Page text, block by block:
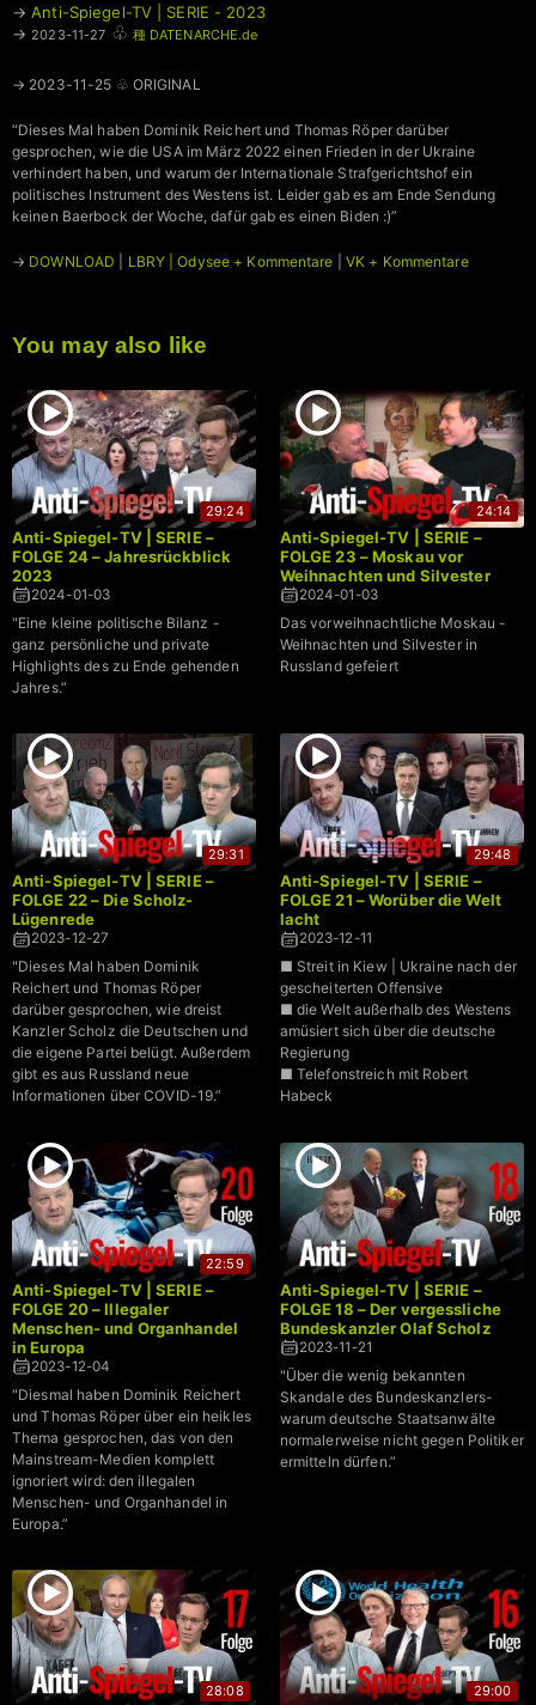
→Anti-Spiegel-TV | SERIE - 2023
→ 2023-11-27 ♧ 種 DATENARCHE.de
→ 2023-11-25 ♧ ORIGINAL
“Dieses Mal haben Dominik Reichert und Thomas Röper darüber
gesprochen, wie die USA im März 2022 einen Frieden in der Ukraine
verhindert haben, und warum der Internationale Strafgerichtshof ein
politisches Instrument des Westens ist. Leider gab es am Ende Sendung
keinen Baerbock der Woche, dafür gab es einen Biden :)”
→ DOWNLOAD LBRY | Odysee + Kommentare VK + Kommentare
You may also like
29:24
Anti-Spiegel-TV | SERIE –
FOLGE 24 – Jahresrückblick
2023
2024-01-03
"Eine kleine politische Bilanz -
ganz persönliche und private
Highlights des zu Ende gehenden
Jahres.”
24:14
Anti-Spiegel-TV | SERIE –
FOLGE 23 – Moskau vor
Weihnachten und Silvester
2024-01-03
Das vorweihnachtliche Moskau -
Weihnachten und Silvester in
Russland gefeiert
29:31
Anti-Spiegel-TV | SERIE –
FOLGE 22 – Die Scholz-
Lügenrede
2023-12-27
"Dieses Mal haben Dominik
Reichert und Thomas Röper
darüber gesprochen, wie dreist
Kanzler Scholz die Deutschen und
die eigene Partei belügt. Außerdem
gibt es aus Russland neue
Informationen über COVID-19.”
29:48
Anti-Spiegel-TV | SERIE –
FOLGE 21 – Worüber die Welt
lacht
2023-12-11
■ Streit in Kiew | Ukraine nach der
gescheiterten Offensive
■ die Welt außerhalb des Westens
amüsiert sich über die deutsche
Regierung
■ Telefonstreich mit Robert
Habeck
22:59
Anti-Spiegel-TV | SERIE –
FOLGE 20 – Illegaler
Menschen- und Organhandel
in Europa
2023-12-04
"Diesmal haben Dominik Reichert
und Thomas Röper über ein heikles
Thema gesprochen, das von den
Mainstream-Medien komplett
ignoriert wird: den illegalen
Menschen- und Organhandel in
Europa.”
Anti-Spiegel-TV | SERIE –
FOLGE 18 – Der vergessliche
Bundeskanzler Olaf Scholz
2023-11-21
"Über die wenig bekannten
Skandale des Bundeskanzlers-
warum deutsche Staatsanwälte
normalerweise nicht gegen Politiker
ermitteln dürfen.”
28:08 29:00